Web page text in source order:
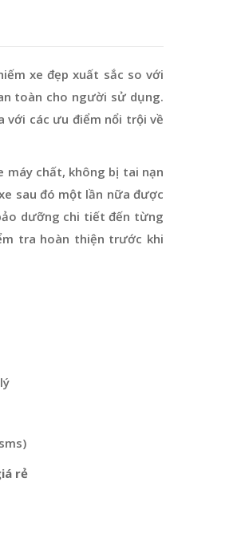
xe đẹp xuất sắc so với
toàn cho người sử dụng.
với các ưu điểm nổi trội về
máy chất, không bị tai nạn
sau đó một lần nữa được
dưỡng chi tiết đến từng
tra hoàn thiện trước khi
rẻ